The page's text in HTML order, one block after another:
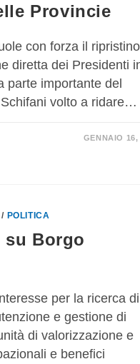
Provincie
con forza il ripristino
diretta dei Presidenti
parte importante del
volto a ridare…
GENNAIO 16,
/ POLITICA
su Borgo
per la ricerca
e gestione di
di valorizzazione e
e benefici